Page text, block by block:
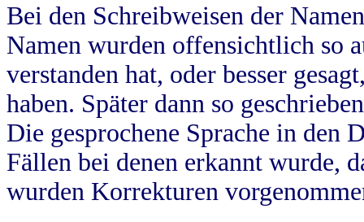
Bei den Schreibweisen der
Namen wurden offensichtlich so
verstanden hat, oder besser
haben. Später dann so
Die gesprochene Sprache in
Fällen bei denen erkannt wurde,
wurden Korrekturen